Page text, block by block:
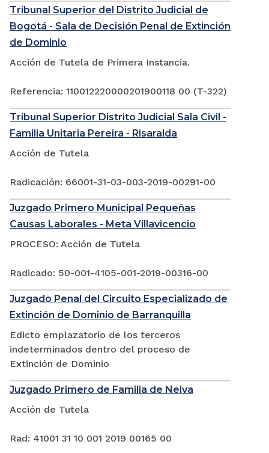
Tribunal Superior del Distrito Judicial de
Bogotá - Sala de Decisión Penal de Extinción
de Dominio
Acción de Tutela de Primera Instancia.
Referencia: 110012220000201900118 00 (T-322)
Tribunal Superior Distrito Judicial Sala Civil -
Familia Unitaria Pereira - Risaralda
Acción de Tutela
Radicación: 66001-31-03-003-2019-00291-00
Juzgado Primero Municipal Pequeñas
Causas Laborales - Meta Villavicencio
PROCESO: Acción de Tutela
Radicado: 50-001-4105-001-2019-00316-00
Juzgado Penal del Circuito Especializado de
Extinción de Dominio de Barranquilla
Edicto emplazatorio de los terceros
indeterminados dentro del proceso de
Extinción de Dominio
Juzgado Primero de Familia de Neiva
Acción de Tutela
Rad: 41001 31 10 001 2019 00165 00